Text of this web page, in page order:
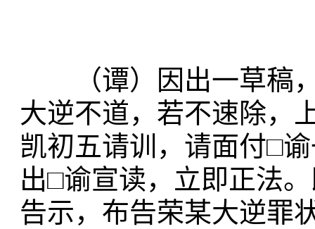
（谭）因出一草稿，
大逆不道，若不速除，
凯初五请训，请面付□
出□谕宣读，立即正法
告示，布告荣某大逆罪